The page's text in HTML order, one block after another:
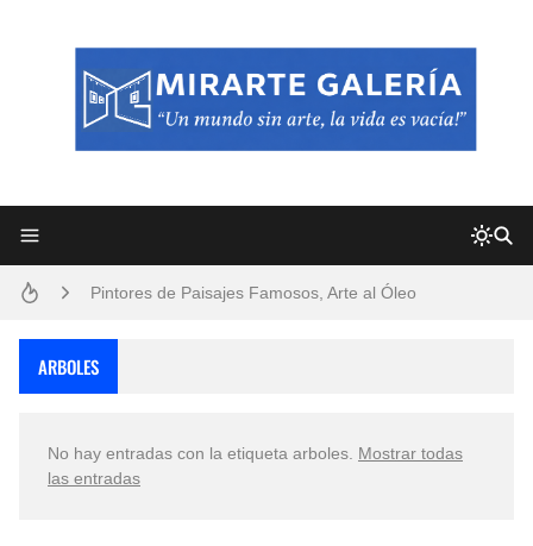
Pintores de Paisajes Famosos, Arte al Óleo
ARBOLES
No hay entradas con la etiqueta arboles Mostrar todas
las entradas